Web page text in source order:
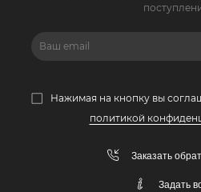
Нажимая на кнопку вы
политикой
Заказать
Задать